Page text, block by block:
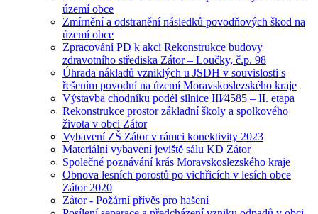
území obce
Zmírnění a odstranění následků povodňových škod na
území obce
Zpracování PD k akci Rekonstrukce budovy
zdravotního střediska Zátor – Loučky, č.p. 98
Úhrada nákladů vzniklých u JSDH v souvislosti s
řešením povodní na území Moravskoslezského kraje
Výstavba chodníku podél silnice III⁄4585 – II. etapa
Rekonstrukce prostor základní školy a spolkového
života v obci Zátor
Vybavení ZŠ Zátor v rámci konektivity 2023
Materiální vybavení jeviště sálu KD Zátor
Společné poznávání krás Moravskoslezského kraje
Obnova lesních porostů po vichřicích v lesích obce
Zátor 2020
Zátor - Požární přívěs pro hašení